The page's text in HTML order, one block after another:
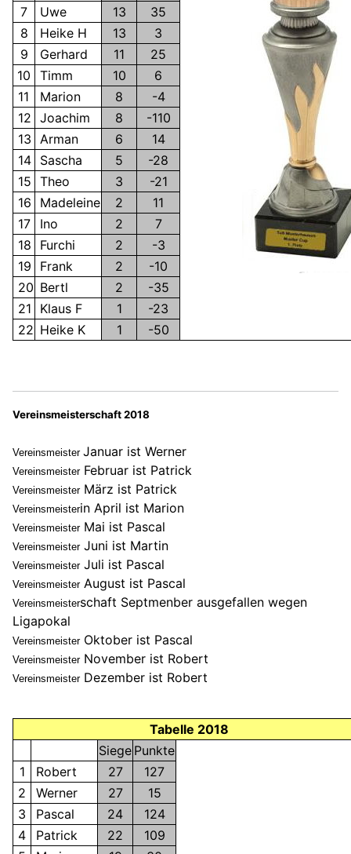
7
Uwe 13
35
8
Heike H 13
3
9
Gerhard 11
25
10
Timm 10
6
11
Marion 8
-4
12 Joachim 8
-110
13
Arman 6
14
14 Sascha 5
-28
15 Theo 3
-21
16
Madeleine 2
11
17
Ino 2
7
18
Furchi 2
-3
19
Frank 2
-10
20 Bertl 2
-35
21
Klaus F 1
-23
22 Heike K 1 -50
Vereinsmeisterschaft 2018
Vereinsmeister Januar ist Werner
VereinsmeisterFebruar ist Patrick
VereinsmeisterMärz ist Patrick
Vereinsmeisterin April ist Marion
VereinsmeisterMai ist Pascal
VereinsmeisterJuni ist Martin
VereinsmeisterJuli ist Pascal
VereinsmeisterAugust ist Pascal
Vereinsmeisterschaft Septmenber ausgefallen wegen
Ligapokal
VereinsmeisterOktober ist Pascal
VereinsmeisterNovember ist Robert
VereinsmeisterDezember ist Robert
Tabelle 2018
Siege Punkte
1
Robert 27
127
2
Werner 27
15
3
Pascal 24
124
4
Patrick 22
109